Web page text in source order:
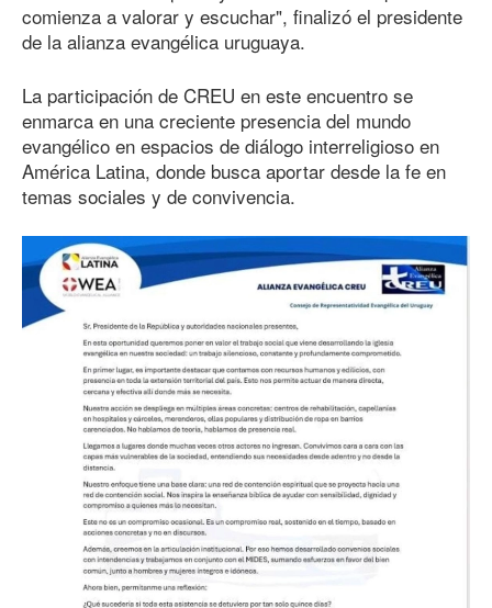
comienza a valorar y escuchar", finalizó el presidente
de la alianza evangélica uruguaya.
La participación de CREU en este encuentro se
enmarca en una creciente presencia del mundo
evangélico en espacios de diálogo interreligioso en
América Latina, donde busca aportar desde la fe en
temas sociales y de convivencia.